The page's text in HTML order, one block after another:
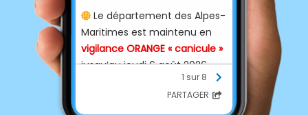
🌞 Le département des Alpes-
Maritimes est maintenu en
vigilance ORANGE « canicule »
jusqu’au jeudi 6 août 2026
inclus avec une possible
1 sur 8
PARTAGER